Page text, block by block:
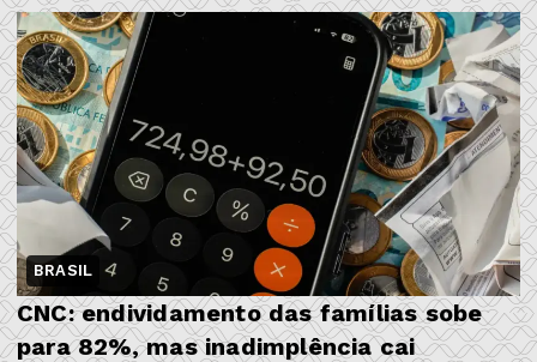
BRASIL
CNC: endividamento das famílias sobe
para 82%, mas inadimplência cai